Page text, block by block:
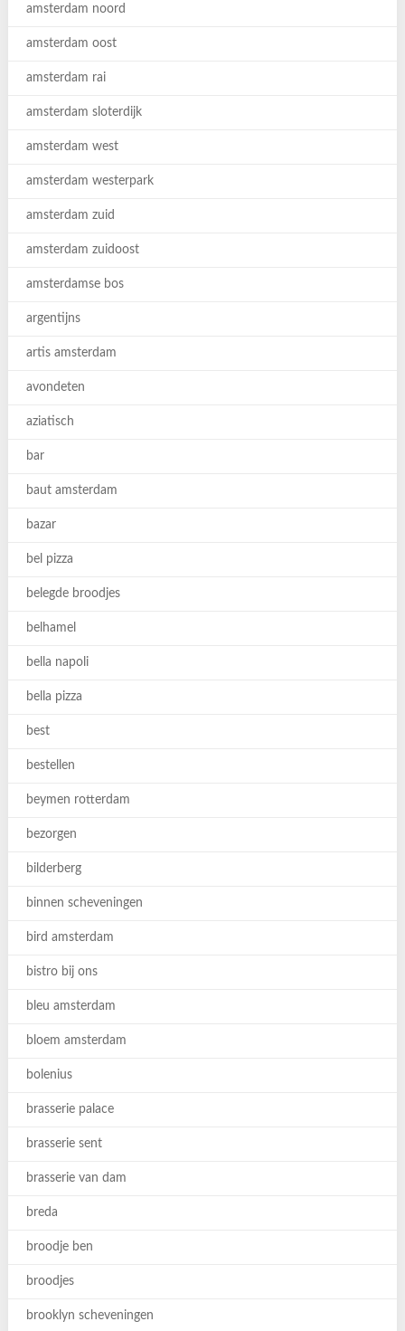
amsterdam noord
amsterdam oost
amsterdam rai
amsterdam sloterdijk
amsterdam west
amsterdam westerpark
amsterdam zuid
amsterdam zuidoost
amsterdamse bos
argentijns
artis amsterdam
avondeten
aziatisch
bar
baut amsterdam
bazar
bel pizza
belegde broodjes
belhamel
bella napoli
bella pizza
best
bestellen
beymen rotterdam
bezorgen
bilderberg
binnen scheveningen
bird amsterdam
bistro bij ons
bleu amsterdam
bloem amsterdam
bolenius
brasserie palace
brasserie sent
brasserie van dam
breda
broodje ben
broodjes
brooklyn scheveningen